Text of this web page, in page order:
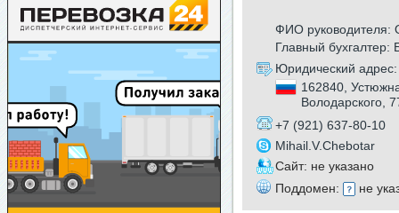
ФИО руководителя:
Главный бухгалтер:
Юридический адрес:
162840,
Володарского,
+7 (921) 637-80-10
Mihail.V.Chebotar
Сайт: не указано
Поддомен:
не